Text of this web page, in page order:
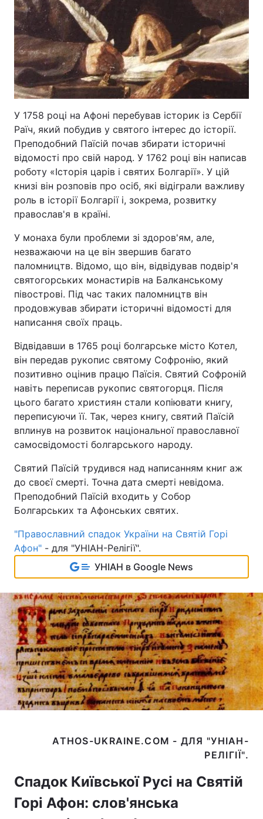
Тема оформлення
У 1758 році на Афоні перебував історик із Сербії
Раїч, який побудив у святого інтерес до історії.
Преподобний Паїсій почав збирати історичні
відомості про свій народ. У 1762 році він написав
роботу «Історія царів і святих Болгарії». У цій
книзі він розповів про осіб, які відіграли важливу
роль в історії Болгарії і, зокрема, розвитку
православ'я в країні.
У монаха були проблеми зі здоров'ям, але,
незважаючи на це він звершив багато
паломництв. Відомо, що він, відвідував подвір'я
святогорських монастирів на Балканському
півострові. Під час таких паломництв він
продовжував збирати історичні відомості для
написання своїх праць.
Відвідавши в 1765 році болгарське місто Котел,
він передав рукопис святому Софронію, який
позитивно оцінив працю Паїсія. Святий Софроній
навіть переписав рукопис святогорця. Після
цього багато християн стали копіювати книгу,
переписуючи її. Так, через книгу, святий Паїсій
вплинув на розвиток національної православної
самосвідомості болгарського народу.
Святий Паїсій трудився над написанням книг аж
до своєї смерті. Точна дата смерті невідома.
Преподобний Паїсій входить у Собор
Болгарських та Афонських святих.
"Православний спадок України на Святій Горі
Афон" - для "УНІАН-Релігії".
УНІАН в Google News
ATHOS-UKRAINE.COM - ДЛЯ "УНІАН-
Спадок Київської Русі на Святій
Горі Афон: слов'янська